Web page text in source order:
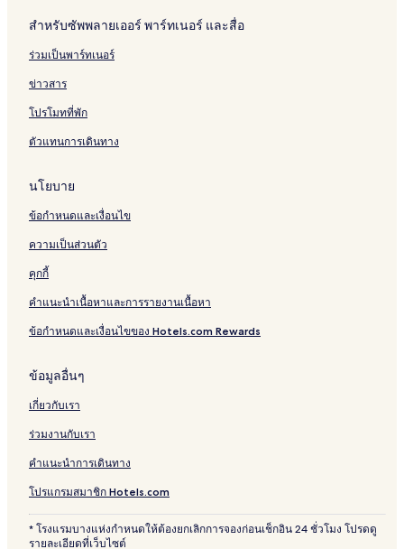
o
O
n
S
e
b
M
a
r
s
t
n
s
I
n
s
r
n
t
H
o
e
b
y
O
Y
a
k
s
,
k
n
B
e
d
s
l
c
t
o
n
o
s
e
a
i
g
-
P
a
i
S
e
a
s
d
สำหรับซัพพลายเออร์ พาร์ทเนอร์ และสื่อ
ร่วมเป็นพาร์ทเนอร์
ข่าวสาร
โปรโมทที่พัก
ตัวแทนการเดินทาง
นโยบาย
ข้อกำหนดและเงื่อนไข
ความเป็นส่วนตัว
คุกกี้
คำแนะนำเนื้อหาและการรายงานเนื้อหา
ข้อกำหนดและเงื่อนไขของ Hotels.com Rewards
ข้อมูลอื่นๆ
เกี่ยวกับเรา
ร่วมงานกับเรา
คำแนะนำการเดินทาง
โปรแกรมสมาชิก Hotels.com
* โรงแรมบางแห่งกำหนดให้ต้องยกเลิกการจองก่อนเช็กอิน 24 ชั่วโมง โปรดดู
รายละเอียดที่เว็บไซต์